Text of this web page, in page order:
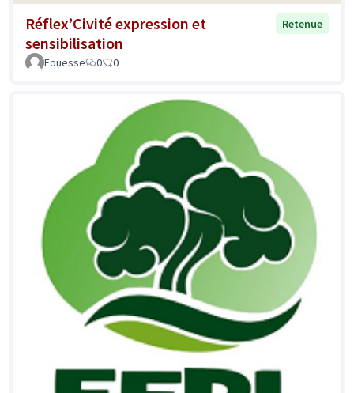
Réflex’Civité expression et
sensibilisation
Retenue
Fouesse 0 0